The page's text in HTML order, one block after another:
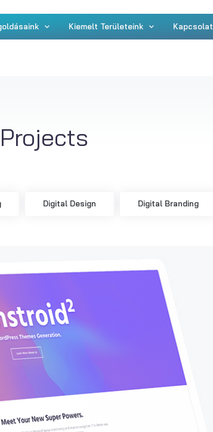
Kiemelt Területeink Kapcsolat
Projects
Digital Design Digital Branding